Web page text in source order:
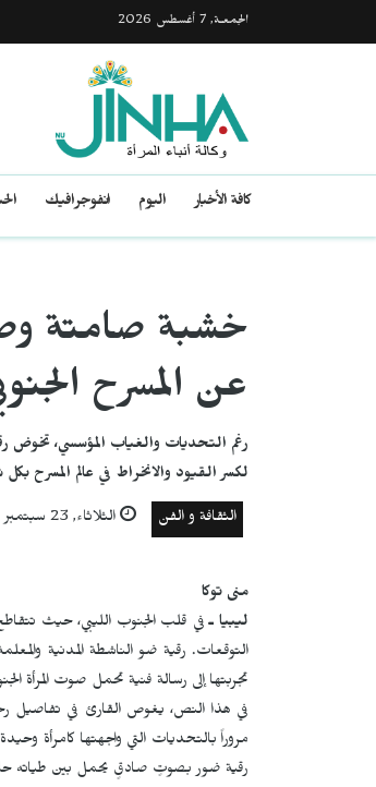
الجمعـة, 7 أغسطس 2026
كافة الأخبار اليوم انفوجرافيك
خشبة صامتة
عن المسرح
رغم التحديات والغياب المؤسسي، تخوض
لكسر القيود والانخراط في عالم المسرح
الثقافة و الفن الثلاثاء, 23 سبتمبر 2025, 08:04
منى توكا
ليبيا ـ في قلب الجنوب الليبي، حيث
التوقعات. رقية ضو الناشطة المدنية
تجربتها إلى رسالة فنية تحمل صوت المرأة
في هذا النص، يغوص القارئ في تفاصيل
مروراً بالتحديات التي واجهتها كامرأة وحيدة
رقية ضور بصوتٍ صادقٍ يحمل بين طياته